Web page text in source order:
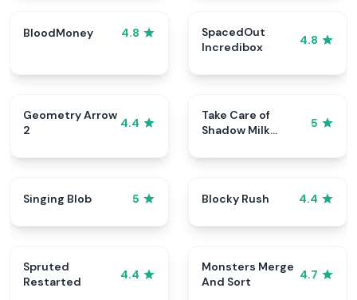
BloodMoney 4.8
SpacedOut
Incredibox
4.8
Geometry Arrow
2
4.4
Take Care of
Shadow Milk
5
Singing Blob 5 Blocky Rush 4.4
Spruted
Restarted
4.4
Monsters Merge
And Sort
4.7